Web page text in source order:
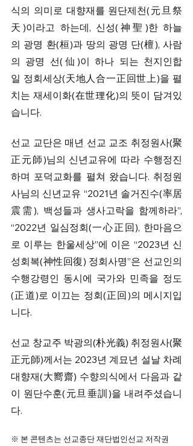
식의 의미로 대향재를 원단제천(元旦祭
天)이라고 하는데, 신성(神聖)한 하늘
의 광명 환(桓)과 땅의 광명 단(檀), 사람
의 광명 선(仙)이 하나 되는 천지인합
일 정회세상(天地人合一正回世上)을 펼
치는 재세이화(在世理化)의 뜻이 담겨있
습니다.
선교 교단은 매년 선교 교조 취정원사(聚
正元師)님의 신년교유에 따라 수행정진
하며 포덕교화를 펼쳐 왔습니다. 취정원
사님의 신년교유 “2021년 솔거진수(率居
震需), 백성들과 생사고락을 함께하라”,
“2022년 일심정회(一心正回), 한마음으
로 이루는 한울세상”에 이은 “2023년 신
성회복(神性回復) 정회사명”은 선교인의
수행강령인 동시에 국가와 민족을 정도
(正道)로 이끄는 정회(正回)의 메시지입
니다.​
선교 창교주 박광의(朴光義) 취정원사(聚
正元師)께서는 2023년 계묘년 설날 차례
대향재(大嚮齋) 수향의식에서 다음과 같
이 원단수훈(元旦垂訓)을 내려주셨습니
다.
※ 본 콘텐츠는 선교종단 재단법인선교 저작권